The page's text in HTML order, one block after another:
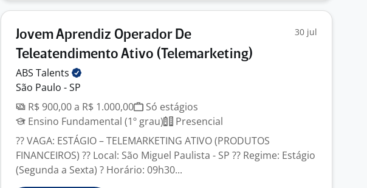
Jovem Aprendiz Operador De
Teleatendimento Ativo (Telemarketing)
30 jul
ABS Talents
São Paulo - SP
R$ 900,00 a R$ 1.000,00
Só estágios
Ensino Fundamental (1º grau)
Presencial
?? VAGA: ESTÁGIO – TELEMARKETING ATIVO (PRODUTOS
FINANCEIROS) ?? Local: São Miguel Paulista - SP ?? Regime: Estágio
(Segunda a Sexta) ? Horário: 09h30...